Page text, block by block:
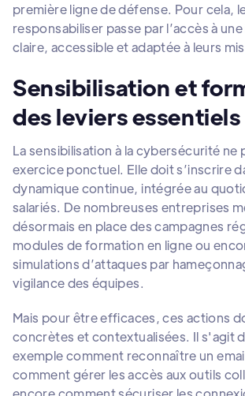
première ligne de défense. Pour cela,
responsabiliser passe par l’accès à
claire, accessible et adaptée à leurs
Sensibilisation et
des leviers essentiels
La sensibilisation à la cybersécurité ne
exercice ponctuel. Elle doit s’inscrire
dynamique continue, intégrée au
salariés. De nombreuses entreprises
désormais en place des campagnes
modules de formation en ligne ou
simulations d’attaques par
vigilance des équipes.
Mais pour être efficaces, ces actions
concrètes et contextualisées. Il s'agit
exemple comment reconnaître un
comment gérer les accès aux outils